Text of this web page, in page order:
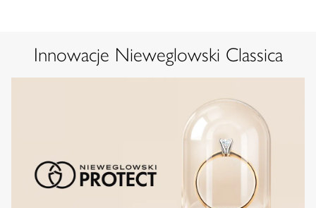
Innowacje Nieweglowski Classica